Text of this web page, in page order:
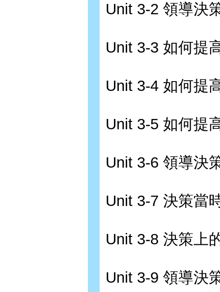
Unit 3-2 領導決
Unit 3-3 如何提
Unit 3-4 如何提
Unit 3-5 如何提
Unit 3-6 領導決
Unit 3-7 決策當
Unit 3-8 決策上
Unit 3-9 領導決